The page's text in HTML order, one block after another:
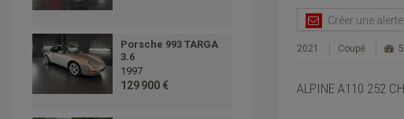
Porsche 993 TARGA
3.6
1997
129 900 €
Créer une alerte
2021 Coupé
ALPINE A110 252 CH